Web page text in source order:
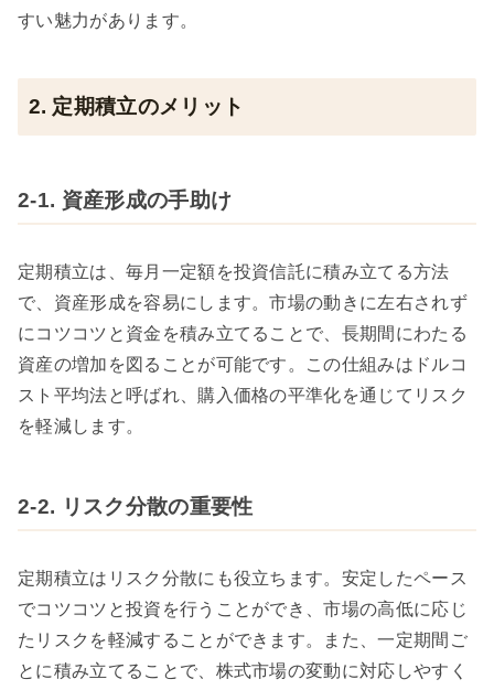
すい魅力があります。
2. 定期積立のメリット
2-1. 資産形成の手助け
定期積立は、毎月一定額を投資信託に積み立てる方法
で、資産形成を容易にします。市場の動きに左右されず
にコツコツと資金を積み立てることで、長期間にわたる
資産の増加を図ることが可能です。この仕組みはドルコ
スト平均法と呼ばれ、購入価格の平準化を通じてリスク
を軽減します。
2-2. リスク分散の重要性
定期積立はリスク分散にも役立ちます。安定したペース
でコツコツと投資を行うことができ、市場の高低に応じ
たリスクを軽減することができます。また、一定期間ご
とに積み立てることで、株式市場の変動に対応しやすく